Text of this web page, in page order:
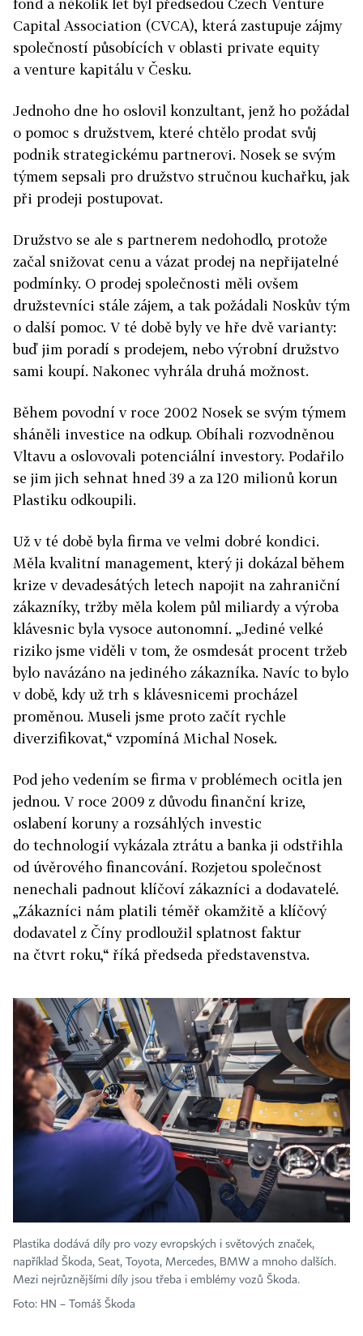
fond a několik let byl předsedou Czech Venture
Capital Association (CVCA), která zastupuje zájmy
společností působících v oblasti private equity
a venture kapitálu v Česku.
Jednoho dne ho oslovil konzultant, jenž ho požádal
o pomoc s družstvem, které chtělo prodat svůj
podnik strategickému partnerovi. Nosek se svým
týmem sepsali pro družstvo stručnou kuchařku, jak
při prodeji postupovat.
Družstvo se ale s partnerem nedohodlo, protože
začal snižovat cenu a vázat prodej na nepřijatelné
podmínky. O prodej společnosti měli ovšem
družstevníci stále zájem, a tak požádali Noskův tým
o další pomoc. V té době byly ve hře dvě varianty:
buď jim poradí s prodejem, nebo výrobní družstvo
sami koupí. Nakonec vyhrála druhá možnost.
Během povodní v roce 2002 Nosek se svým týmem
sháněli investice na odkup. Obíhali rozvodněnou
Vltavu a oslovovali potenciální investory. Podařilo
se jim jich sehnat hned 39 a za 120 milionů korun
Plastiku odkoupili.
Už v té době byla firma ve velmi dobré kondici.
Měla kvalitní management, který ji dokázal během
krize v devadesátých letech napojit na zahraniční
zákazníky, tržby měla kolem půl miliardy a výroba
klávesnic byla vysoce autonomní. „Jediné velké
riziko jsme viděli v tom, že osmdesát procent tržeb
bylo navázáno na jediného zákazníka. Navíc to bylo
v době, kdy už trh s klávesnicemi procházel
proměnou. Museli jsme proto začít rychle
diverzifikovat,“ vzpomíná Michal Nosek.
Pod jeho vedením se firma v problémech ocitla jen
jednou. V roce 2009 z důvodu finanční krize,
oslabení koruny a rozsáhlých investic
do technologií vykázala ztrátu a banka ji odstřihla
od úvěrového financování. Rozjetou společnost
nenechali padnout klíčoví zákazníci a dodavatelé.
„Zákazníci nám platili téměř okamžitě a klíčový
dodavatel z Číny prodloužil splatnost faktur
na čtvrt roku,“ říká předseda představenstva.
Plastika dodává díly pro vozy evropských i světových značek,
například Škoda, Seat, Toyota, Mercedes, BMW a mnoho dalších.
Mezi nejrůznějšími díly jsou třeba i emblémy vozů Škoda.
Foto: HN – Tomáš Škoda